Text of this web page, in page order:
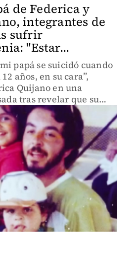
de Federica y
integrantes de
sufrir
"Estar...
papá se suicidó cuando
años, en su cara”,
Quijano en una
tras revelar que su
casa hogar.